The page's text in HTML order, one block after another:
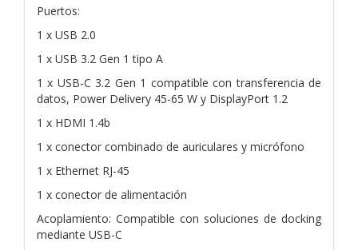
Puertos:
1 x USB 2.0
1 x USB 3.2 Gen 1 tipo A
1 x USB-C 3.2 Gen 1 compatible con transferencia de
datos, Power Delivery 45-65 W y DisplayPort 1.2
1 x HDMI 1.4b
1 x conector combinado de auriculares y micrófono
1 x Ethernet RJ-45
1 x conector de alimentación
Acoplamiento: Compatible con soluciones de docking
mediante USB-C